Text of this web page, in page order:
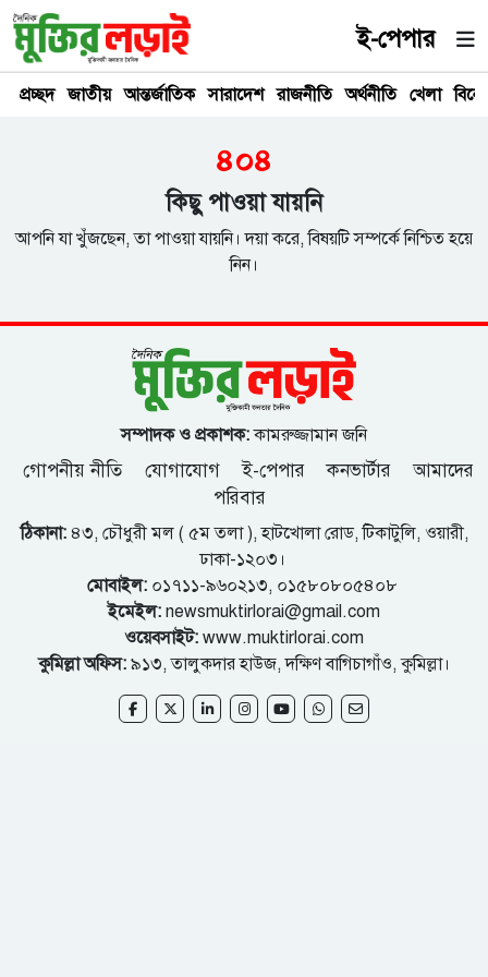
ই-পেপার
প্রচ্ছদ জাতীয় আন্তর্জাতিক সারাদেশ রাজনীতি অর্থনীতি খেলা
৪০৪
কিছু পাওয়া যায়নি
আপনি যা খুঁজছেন, তা পাওয়া যায়নি। দয়া করে, বিষয়টি সম্পর্কে নিশ্চিত হয়ে
নিন।
সম্পাদক ও প্রকাশক:কামরুজ্জামান জনি
গোপনীয় নীতি যোগাযোগ ই-পেপার কনভার্টার
আমাদের
পরিবার
ঠিকানা:৪৩, চৌধুরী মল ( ৫ম তলা ), হাটখোলা রোড, টিকাটুলি, ওয়ারী,
ঢাকা-১২০৩।
মোবাইল:০১৭১১-৯৬০২১৩, ০১৫৮০৮০৫৪০৮
ইমেইল: newsmuktirlorai@gmail.com
ওয়েবসাইট: www.muktirlorai.com
কুমিল্লা অফিস: ৯১৩, তালুকদার হাউজ, দক্ষিণ বাগিচাগাঁও, কুমিল্লা।